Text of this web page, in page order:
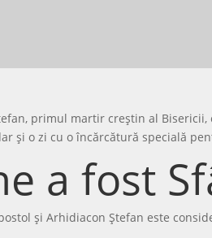
primul martir creștin al
și o zi cu o încărcătură specială
a fost
și Arhidiacon Ștefan este